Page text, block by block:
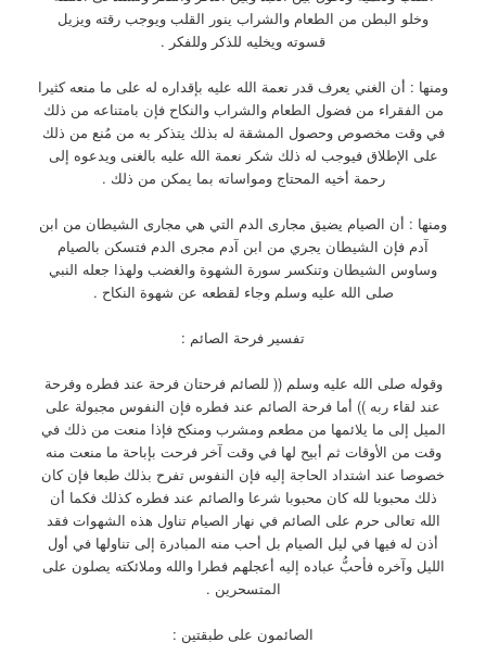
وخلو البطن من الطعام والشراب ينور القلب ويوجب رقته ويزيل
قسوته ويخليه للذكر وللفكر .
ومنها : أن الغني يعرف قدر نعمة الله عليه بإقداره له على ما منعه كثيرا
من الفقراء من فضول الطعام والشراب والنكاح فإن بامتناعه من ذلك
في وقت مخصوص وحصول المشقة له بذلك يتذكر به من مُنع من ذلك
على الإطلاق فيوجب له ذلك شكر نعمة الله عليه بالغنى ويدعوه إلى
رحمة أخيه المحتاج ومواساته بما يمكن من ذلك .
ومنها : أن الصيام يضيق مجارى الدم التي هي مجارى الشيطان من ابن
آدم فإن الشيطان يجري من ابن آدم مجرى الدم فتسكن بالصيام
وساوس الشيطان وتنكسر سورة الشهوة والغضب ولهذا جعله النبي
صلى الله عليه وسلم وجاء لقطعه عن شهوة النكاح .
تفسير فرحة الصائم :
وقوله صلى الله عليه وسلم (( للصائم فرحتان فرحة عند فطره وفرحة
عند لقاء ربه )) أما فرحة الصائم عند فطره فإن النفوس مجبولة على
الميل إلى ما يلائمها من مطعم ومشرب ومنكح فإذا منعت من ذلك في
وقت من الأوقات ثم أبيح لها في وقت آخر فرحت بإباحة ما منعت منه
خصوصا عند اشتداد الحاجة إليه فإن النفوس تفرح بذلك طبعا فإن كان
ذلك محبوبا لله كان محبوبا شرعا والصائم عند فطره كذلك فكما أن
الله تعالى حرم على الصائم في نهار الصيام تناول هذه الشهوات فقد
أذن له فيها في ليل الصيام بل أحب منه المبادرة إلى تناولها في أول
الليل وآخره فأحبُّ عباده إليه أعجلهم فطرا والله وملائكته يصلون على
المتسحرين .
الصائمون على طبقتين :